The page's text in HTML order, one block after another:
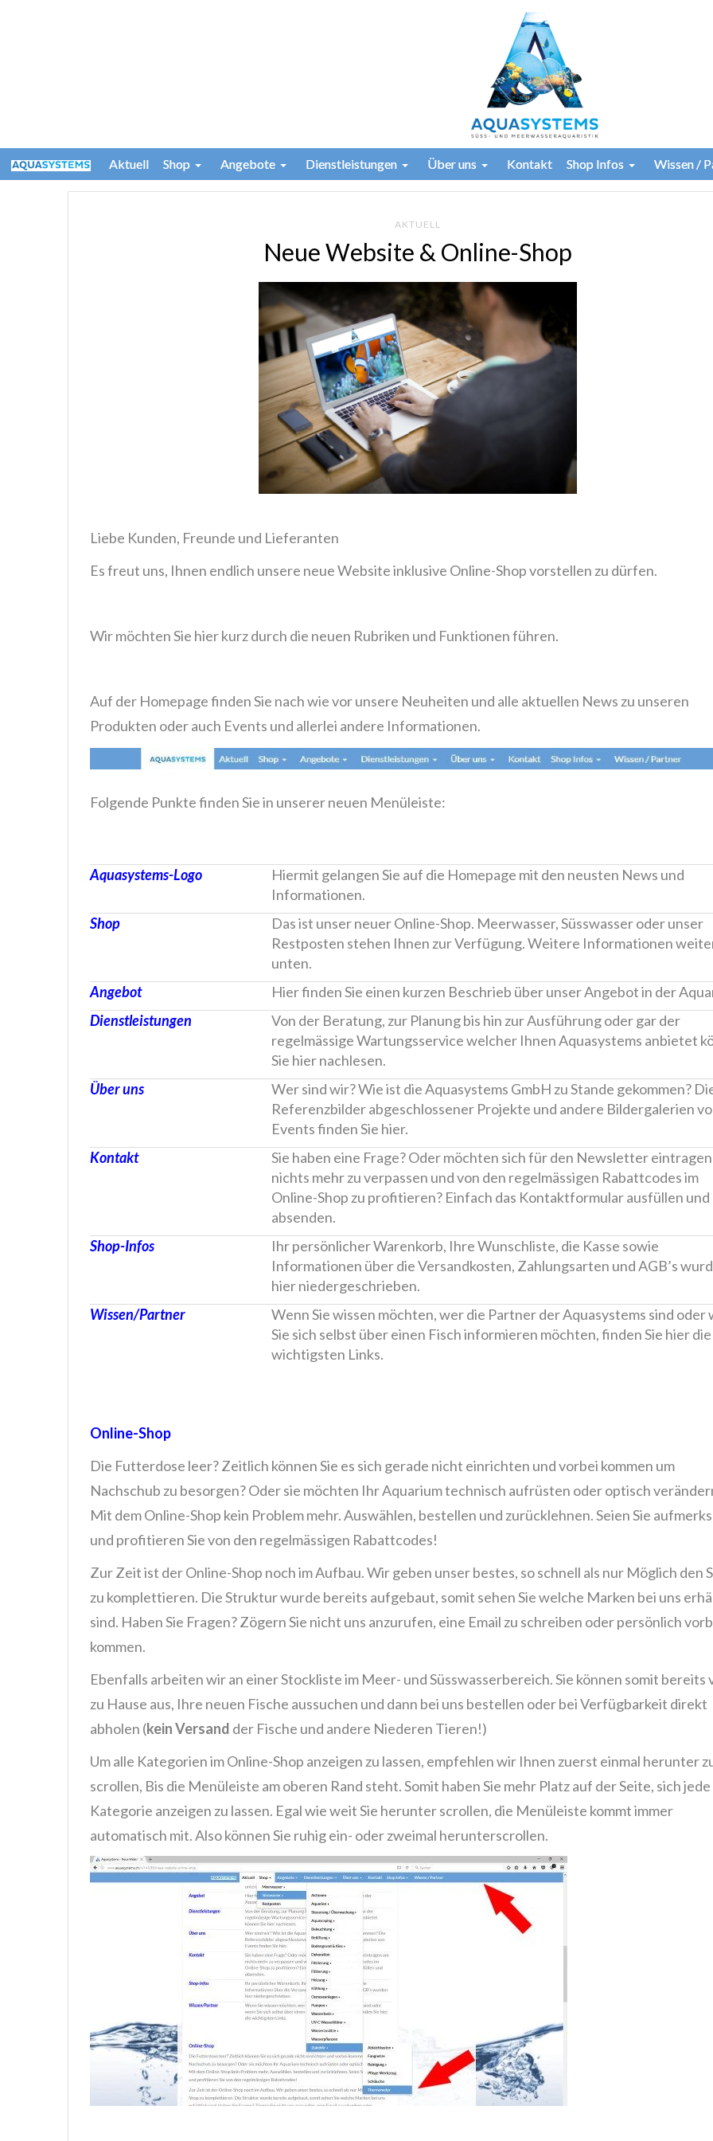
Aktuell Shop Angebote Dienstleistungen Über uns Kontakt Shop Infos Wissen /
AKTUELL
Neue Website & Online-Shop
Liebe Kunden, Freunde und Lieferanten
Es freut uns, Ihnen endlich unsere neue Website inklusive Online-Shop vorstellen zu dürfen.
Wir möchten Sie hier kurz durch die neuen Rubriken und Funktionen führen.
Auf der Homepage finden Sie nach wie vor unsere Neuheiten und alle aktuellen News zu unseren
Produkten oder auch Events und allerlei andere Informationen.
Folgende Punkte finden Sie in unserer neuen Menüleiste:
Aquasystems-Logo
Hiermit gelangen Sie auf die Homepage mit den neusten News und
Informationen.
Shop
Das ist unser neuer Online-Shop. Meerwasser, Süsswasser oder unser
Restposten stehen Ihnen zur Verfügung. Weitere Informationen
unten.
Angebot
Hier finden Sie einen kurzen Beschrieb über unser Angebot in der
Dienstleistungen
Von der Beratung, zur Planung bis hin zur Ausführung oder gar der
regelmässige Wartungsservice welcher Ihnen Aquasystems anbietet
Sie hier nachlesen.
Über uns
Wer sind wir? Wie ist die Aquasystems GmbH zu Stande gekommen?
Referenzbilder abgeschlossener Projekte und andere Bildergalerien
Events finden Sie hier.
Kontakt
Sie haben eine Frage? Oder möchten sich für den Newsletter
nichts mehr zu verpassen und von den regelmässigen Rabattcodes im
Online-Shop zu profitieren? Einfach das Kontaktformular ausfüllen und
absenden.
Shop-Infos
Ihr persönlicher Warenkorb, Ihre Wunschliste, die Kasse sowie
Informationen über die Versandkosten, Zahlungsarten und AGB’s
hier niedergeschrieben.
Wissen/Partner
Wenn Sie wissen möchten, wer die Partner der Aquasystems sind oder
Sie sich selbst über einen Fisch informieren möchten, finden Sie hier die
wichtigsten Links.
Online-Shop
Die Futterdose leer? Zeitlich können Sie es sich gerade nicht einrichten und vorbei kommen um
Nachschub zu besorgen? Oder sie möchten Ihr Aquarium technisch aufrüsten oder optisch
Mit dem Online-Shop kein Problem mehr. Auswählen, bestellen und zurücklehnen. Seien Sie
und profitieren Sie von den regelmässigen Rabattcodes!
Zur Zeit ist der Online-Shop noch im Aufbau. Wir geben unser bestes, so schnell als nur Möglich den
zu komplettieren. Die Struktur wurde bereits aufgebaut, somit sehen Sie welche Marken bei uns
sind. Haben Sie Fragen? Zögern Sie nicht uns anzurufen, eine Email zu schreiben oder persönlich
kommen.
Ebenfalls arbeiten wir an einer Stockliste im Meer- und Süsswasserbereich. Sie können somit bereits
zu Hause aus, Ihre neuen Fische aussuchen und dann bei uns bestellen oder bei Verfügbarkeit direkt
abholen (kein Versand der Fische und andere Niederen Tieren!)
Um alle Kategorien im Online-Shop anzeigen zu lassen, empfehlen wir Ihnen zuerst einmal herunter
scrollen, Bis die Menüleiste am oberen Rand steht. Somit haben Sie mehr Platz auf der Seite, sich jede
Kategorie anzeigen zu lassen. Egal wie weit Sie herunter scrollen, die Menüleiste kommt immer
automatisch mit. Also können Sie ruhig ein- oder zweimal herunterscrollen.